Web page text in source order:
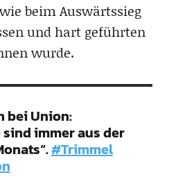
beim Auswärtssieg
und hart geführten
wurde.
bei Union:
immer aus der
#Trimmel